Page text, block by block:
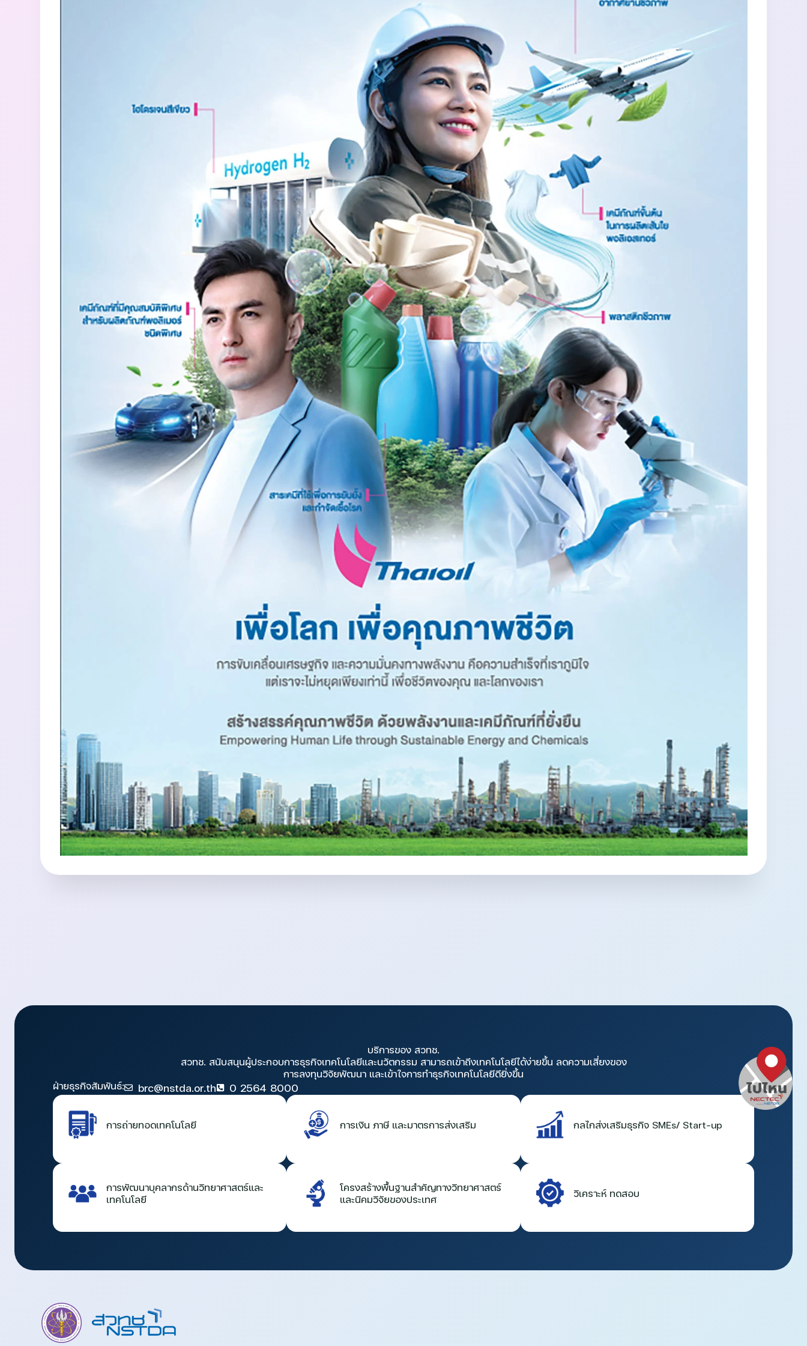
บริการของ สวทช.
สวทช. สนับสนุนผู้ประกอบการธุรกิจเทคโนโลยีและนวัตกรรม สามารถเข้าถึงเทคโนโลยีได้ง่ายขึ้น ลดความเสี่ยงของ
การลงทุนวิจัยพัฒนา และเข้าใจการทำธุรกิจเทคโนโลยีดียิ่งขึ้น
ฝ่ายธุรกิจสัมพันธ์:
brc@nstda.or.th 0 2564 8000
การถ่ายทอดเทคโนโลยี การเงิน ภาษี และมาตรการส่งเสริม กลไกส่งเสริมธุรกิจ SMEs/ Start-up
การพัฒนาบุคลากรด้านวิทยาศาสตร์และ
เทคโนโลยี
โครงสร้างพื้นฐานสำคัญทางวิทยาศาสตร์
และนิคมวิจัยของประเทศ
วิเคราะห์ ทดสอบ